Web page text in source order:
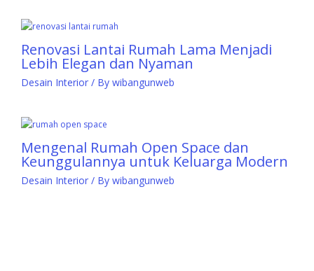
Renovasi Lantai Rumah Lama Menjadi
Lebih Elegan dan Nyaman
Desain Interior / By wibangunweb
Mengenal Rumah Open Space dan
Keunggulannya untuk Keluarga Modern
Desain Interior / By wibangunweb